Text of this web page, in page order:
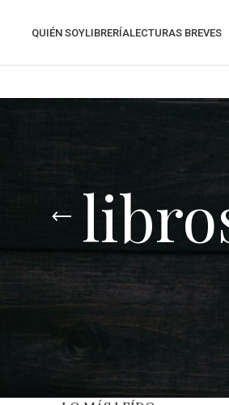
QUIÉN SOYLIBRERÍALECTURAS BREVES